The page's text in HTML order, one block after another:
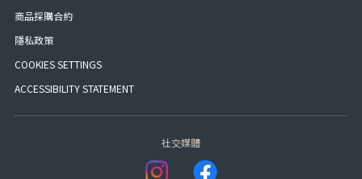
商品採購合約
隱私政策
COOKIES SETTINGS
ACCESSIBILITY STATEMENT
社交媒體